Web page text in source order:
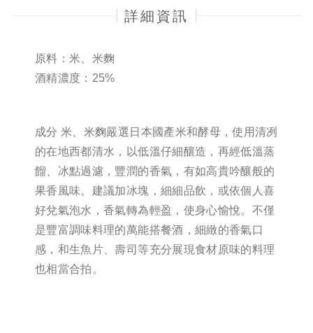
詳細資訊
原料：米、米麴
酒精濃度：25%
成分 米、米麴嚴選日本國產米和酵母，使用清冽
的在地西都清水，以低溫仔細釀造，再經低溫蒸
餾、冰點過濾，豐潤的香氣，有如高貴吟釀般的
果香風味。建議加冰塊，細細品飲，或依個人喜
好兌氣泡水，香氣轉為輕盈，使身心愉悅。不僅
是豐富調味料理的萬能搭餐酒，細緻的香氣口
感，和生魚片、壽司等充分展現食材原味的料理
也相當合拍。